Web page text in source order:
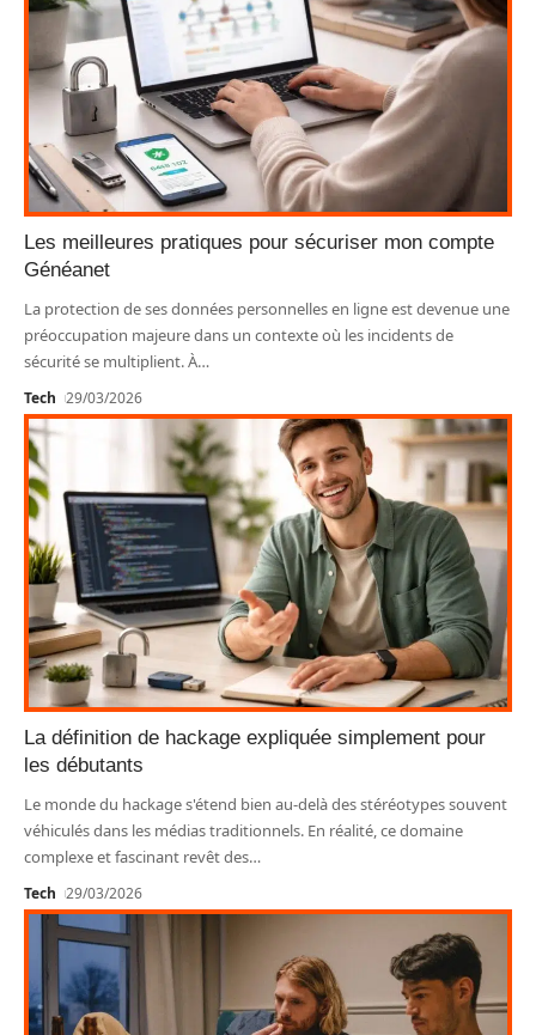
Les meilleures pratiques pour sécuriser mon compte
Généanet
La protection de ses données personnelles en ligne est devenue une
préoccupation majeure dans un contexte où les incidents de
sécurité se multiplient. À…
Tech 29/03/2026
La définition de hackage expliquée simplement pour
les débutants
Le monde du hackage s'étend bien au-delà des stéréotypes souvent
véhiculés dans les médias traditionnels. En réalité, ce domaine
complexe et fascinant revêt des…
Tech 29/03/2026